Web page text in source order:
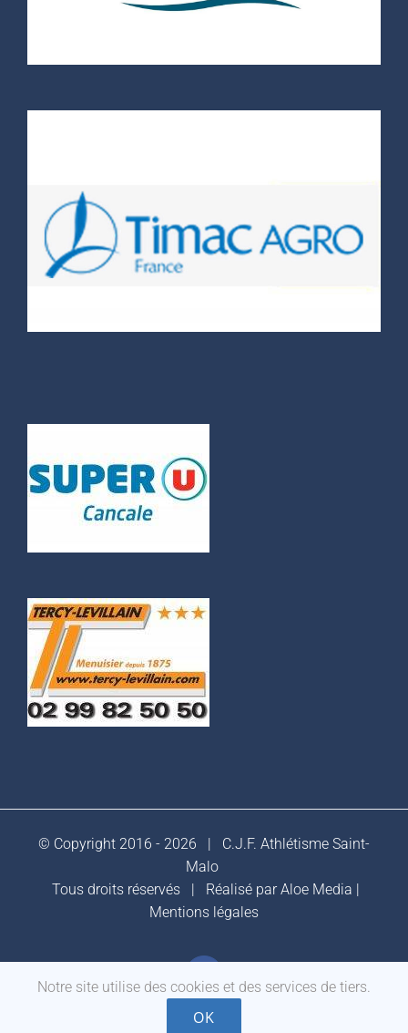
Malo
Tous droits réservés | Réalisé par
Mentions légales
Facebook
Notre site utilise des cookies et des services de tiers.
OK